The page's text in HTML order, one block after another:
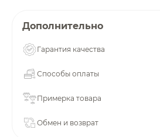
Дополнительно
Гарантия качества
Способы оплаты
Примерка товара
Обмен и возврат
Получайте товар
Оставшиеся75
списываться
каждые 2 недели